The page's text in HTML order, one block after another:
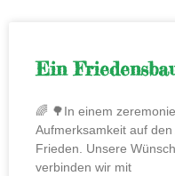
Ein
🌈 🌳In einem
Aufmerksamkeit auf
Frieden. Unsere
verbinden wir mit